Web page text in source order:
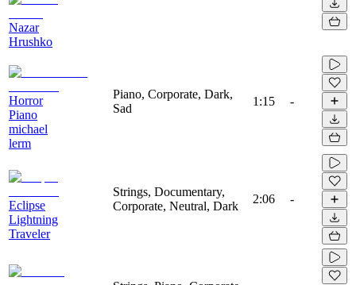
Nazar
Hrushko
Horror
Piano
michael
lerm
Piano, Corporate, Dark,
Sad
1:15 -
Eclipse
Lightning
Traveler
Strings, Documentary,
Corporate, Neutral, Dark
2:06 -